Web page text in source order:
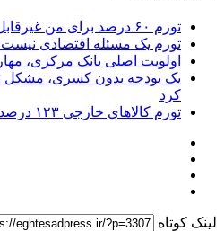
تورم ۶۰ درصد برای من غیرقابل قبول است
تورم یک مسئله اقتصادی
اولویت اصلی بانک مرکزی،
یک بودجه بدون کسری، مشکل
کرد
تورم کالاهای خارجی ۱۲۳ درصد اعلام شد
لینک کوتاه